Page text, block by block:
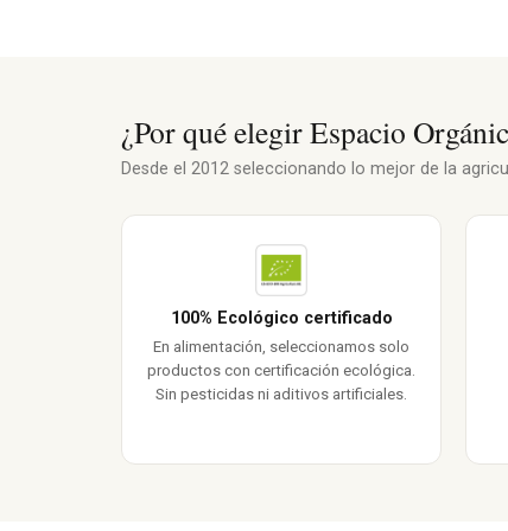
¿Por qué elegir Espacio
Desde el 2012 seleccionando lo mejor de la
100% Ecológico certificado
En alimentación, seleccionamos solo
productos con certificación ecológica.
Sin pesticidas ni aditivos artificiales.